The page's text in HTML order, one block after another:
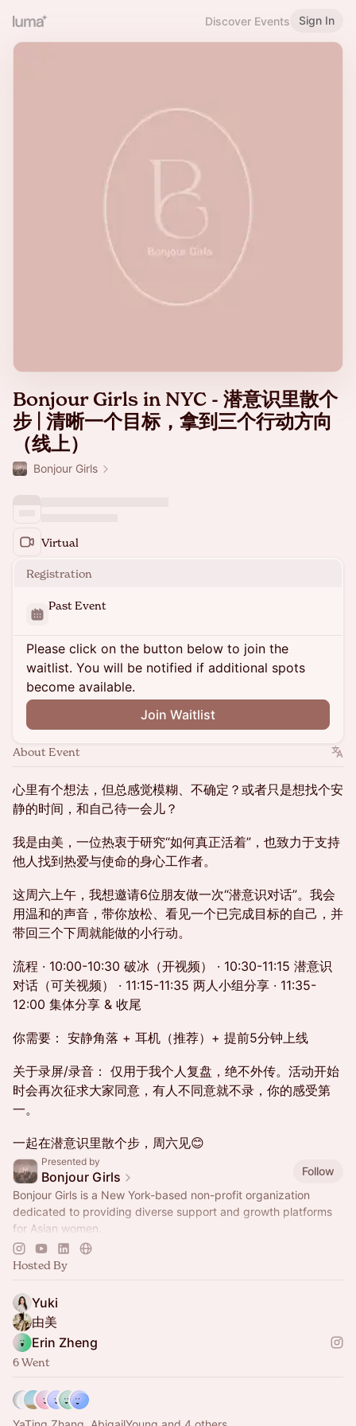
Discover Events Sign In
Bonjour Girls in NYC - 潜意识里散个
步 | 清晰一个目标，拿到三个行动方向
（线上）
Bonjour Girls
Virtual
Registration
Past Event
Please click on the button below to join the
waitlist. You will be notified if additional spots
become available.
Join Waitlist
About Event
心里有个想法，但总感觉模糊、不确定？或者只是想找个安
静的时间，和自己待一会儿？
我是由美，一位热衷于研究“如何真正活着”，也致力于支持
他人找到热爱与使命的身心工作者。
这周六上午，我想邀请6位朋友做一次“潜意识对话”。我会
用温和的声音，带你放松、看见一个已完成目标的自己，并
带回三个下周就能做的小行动。
流程 · 10:00-10:30 破冰（开视频） · 10:30-11:15 潜意识
对话（可关视频） · 11:15-11:35 两人小组分享 · 11:35-
12:00 集体分享 & 收尾
你需要： 安静角落 + 耳机（推荐）+ 提前5分钟上线
关于录屏/录音： 仅用于我个人复盘，绝不外传。活动开始
时会再次征求大家同意，有人不同意就不录，你的感受第
一。
一起在潜意识里散个步，周六见😊
Presented by
Bonjour Girls
Follow
Bonjour Girls is a New York-based non-profit organization
dedicated to providing diverse support and growth platforms
for Asian women.
We are Girls Only community!
bonjourgirls.org
Hosted By
Yuki
由美
Erin Zheng
6 Went